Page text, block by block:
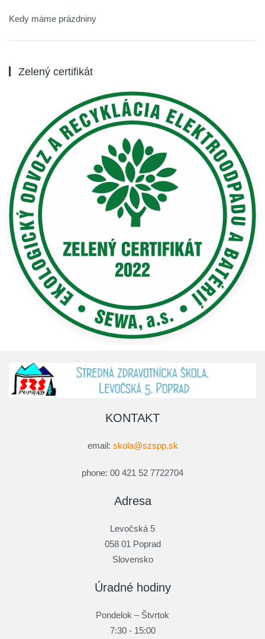
Kedy máme prázdniny
Zelený certifikát
Adresa
Levočská 5
058 01 Poprad
Slovensko
KONTAKT
email: skola@szspp.sk
phone: 00 421 52 7722704
Úradné hodiny
Pondelok – Štvrtok
7:30 - 15:00